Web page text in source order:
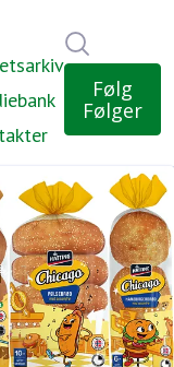
Følg
Følger